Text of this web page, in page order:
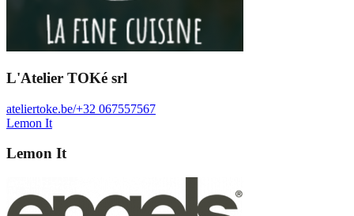
L'Atelier TOKé srl
ateliertoke.be/+32 067557567
Lemon It
Lemon It